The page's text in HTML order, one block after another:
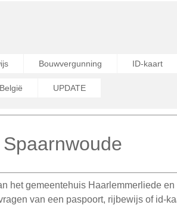
Bouwvergunning ID-kaart
UPDATE
het gemeentehuis Haarlemmerliede
van een paspoort, rijbewijs of id-